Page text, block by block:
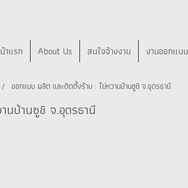
าแรก About Us สนใจจ้างงาน งานออกแบบ
ออกแบบ ผลิต และติดตั้งร้าน : ไข่หวานบ้านซูชิ จ.อุดรธานี
นบ้านซูชิ จ.อุดรธานี